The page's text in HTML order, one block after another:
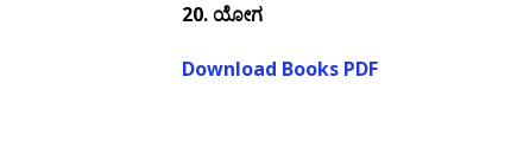
20.ಯೋಗ
Download Books PDF